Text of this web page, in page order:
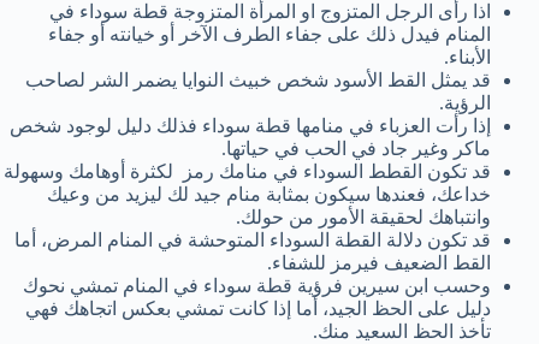
اذا رأى الرجل المتزوج او المرأة المتزوجة قطة سوداء في
المنام فيدل ذلك على جفاء الطرف الآخر أو خيانته أو جفاء
الأبناء.
قد يمثل القط الأسود شخص خبيث النوايا يضمر الشر لصاحب
الرؤية.
إذا رأت العزباء في منامها قطة سوداء فذلك دليل لوجود شخص
ماكر وغير جاد في الحب في حياتها.
قد تكون القطط السوداء في منامك رمز لكثرة أوهامك وسهولة
خداعك، فعندها سيكون بمثابة منام جيد لك ليزيد من وعيك
وانتباهك لحقيقة الأمور من حولك.
قد تكون دلالة القطة السوداء المتوحشة في المنام المرض، أما
القط الضعيف فيرمز للشفاء.
وحسب ابن سيرين فرؤية قطة سوداء في المنام تمشي نحوك
دليل على الحظ الجيد، أما إذا كانت تمشي بعكس اتجاهك فهي
تأخذ الحظ السعيد منك.